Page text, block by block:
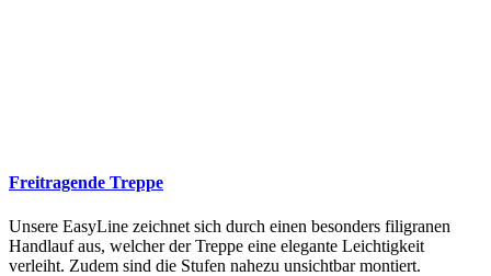
Freitragende Treppe
Unsere EasyLine zeichnet sich durch einen besonders filigranen
Handlauf aus, welcher der Treppe eine elegante Leichtigkeit
verleiht. Zudem sind die Stufen nahezu unsichtbar montiert.